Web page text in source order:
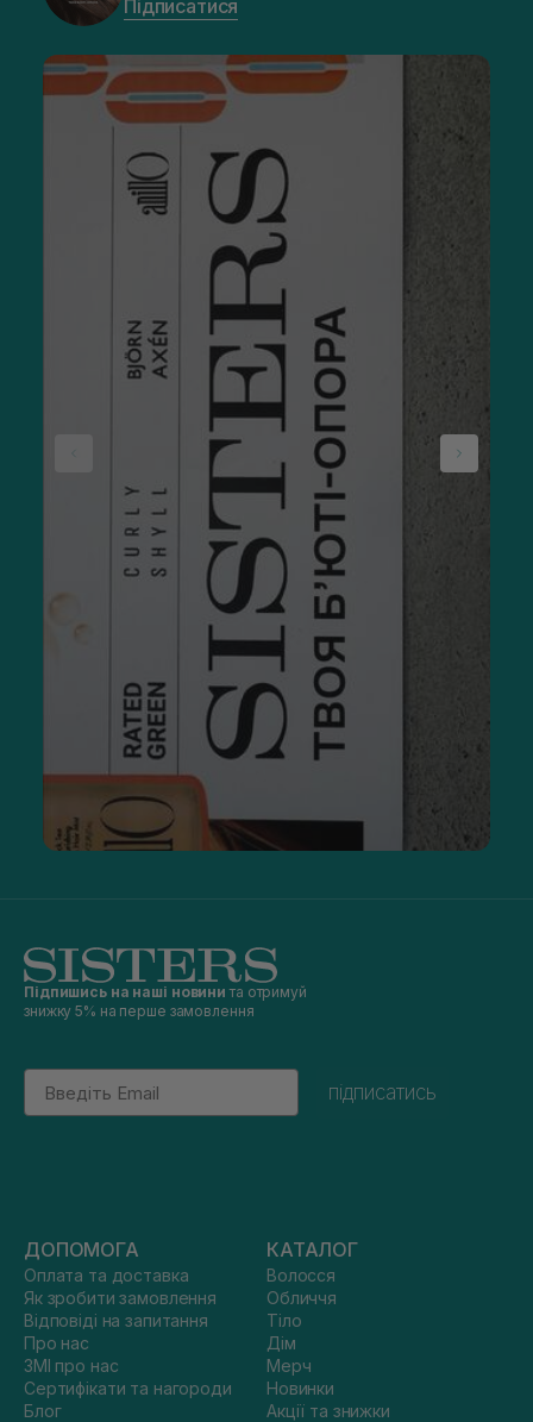
Підписатися
Підпишись на наші новини та отримуй
знижку 5% на перше замовлення
Email
підписатись
ДОПОМОГА
Оплата та доставка
Як зробити замовлення
Відповіді на запитання
Про нас
ЗМІ про нас
Сертифікати та нагороди
Блог
КАТАЛОГ
Волосся
Обличчя
Тіло
Дім
Мерч
Новинки
Акції та знижки